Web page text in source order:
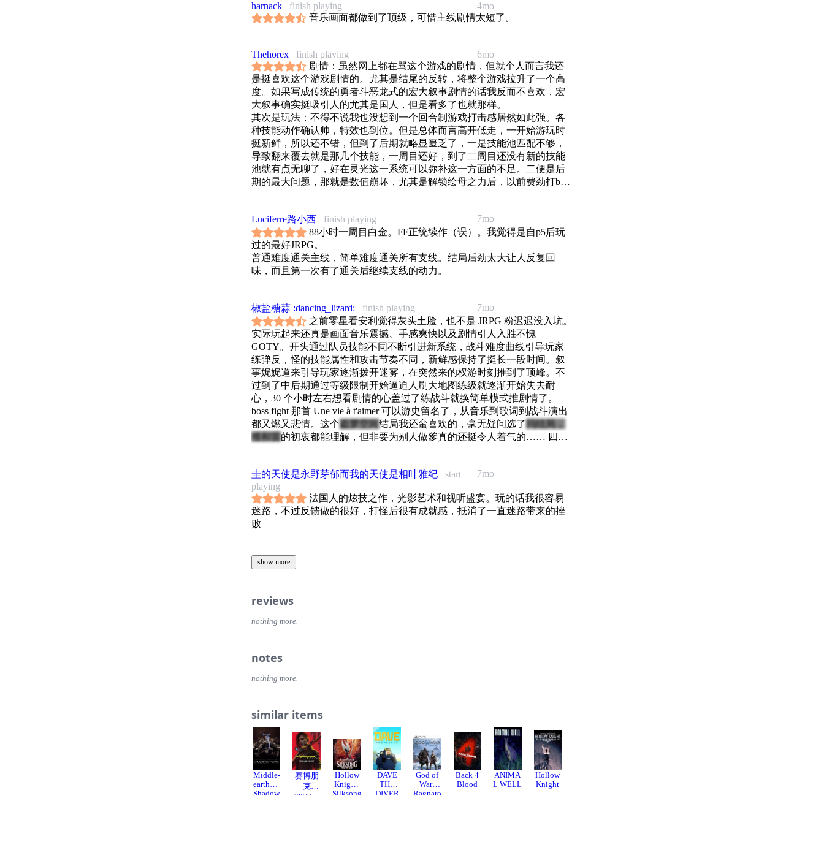
4mo
harnack
finish playing
音乐画面都做到了顶级，可惜主线剧情太短了。
6mo
Thehorex
finish playing
剧情：虽然网上都在骂这个游戏的剧情，但就个人而言我还
是挺喜欢这个游戏剧情的。尤其是结尾的反转，将整个游戏拉升了一个高
度。如果写成传统的勇者斗恶龙式的宏大叙事剧情的话我反而不喜欢，宏
大叙事确实挺吸引人的尤其是国人，但是看多了也就那样。
其次是玩法：不得不说我也没想到一个回合制游戏打击感居然如此强。各
种技能动作确认帅，特效也到位。但是总体而言高开低走，一开始游玩时
挺新鲜，所以还不错，但到了后期就略显匮乏了，一是技能池匹配不够，
导致翻来覆去就是那几个技能，一周目还好，到了二周目还没有新的技能
池就有点无聊了，好在灵光这一系统可以弥补这一方面的不足。二便是后
期的最大问题，那就是数值崩坏，尤其是解锁绘母之力后，以前费劲打boss
被这个游戏的美术吸引进去的。
总体而言可以给到9分，1分扣在玩法上
至于年度最佳的争议，我个人认为年度最佳这一个奖项确实实至名归，今
年确实没有什么有力的竞品了。唯一的不认同就是这游戏拿大满贯甚至最
佳独立游戏奖确实不怎么合理。
7mo
Luciferre路小西
finish playing
88小时一周目白金。FF正统续作（误）。我觉得是自p5后玩
过的最好JRPG。
普通难度通关主线，简单难度通关所有支线。结局后劲太大让人反复回
味，而且第一次有了通关后继续支线的动力。
7mo
椒盐糖蒜 :dancing_lizard:
finish playing
之前零星看安利觉得灰头土脸，也不是 JRPG 粉迟迟没入坑。
实际玩起来还真是画面音乐震撼、手感爽快以及剧情引人入胜不愧
GOTY。开头通过队员技能不同不断引进新系统，战斗难度曲线引导玩家
练弹反，怪的技能属性和攻击节奏不同，新鲜感保持了挺长一段时间。叙
事娓娓道来引导玩家逐渐拨开迷雾，在突然来的权游时刻推到了顶峰。不
过到了中后期通过等级限制开始逼迫人刷大地图练级就逐渐开始失去耐
心，30 个小时左右想看剧情的心盖过了练战斗就换简单模式推剧情了。
boss fight 那首 Une vie à t'aimer 可以游史留名了，从音乐到歌词到战斗演出
都又燃又悲情。这个盗梦空间结局我还蛮喜欢的，毫无疑问选了 玛结局，
维和雷 的初衷都能理解，但非要为别人做爹真的还挺令人着气的…… 四星
#gaming 7mo
圭的天使是永野芽郁而我的天使是相叶雅纪
start
playing
法国人的炫技之作，光影艺术和视听盛宴。玩的话我很容易
迷路，不过反馈做的很好，打怪后很有成就感，抵消了一直迷路带来的挫
败
show more
reviews
nothing more.
notes
nothing more.
similar items
Middle-
earth™:
Shadow
赛博朋
克
2077：
Hollow
Knight:
Silksong
DAVE
THE
DIVER
God of
War:
Ragnaro
Back 4
Blood
ANIMA
L WELL
Hollow
Knight